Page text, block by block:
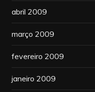
abril 2009
março 2009
fevereiro 2009
janeiro 2009